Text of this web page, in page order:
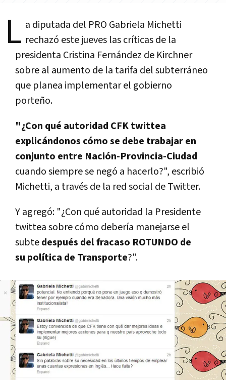
L a diputada del PRO Gabriela Michetti
rechazó este jueves las críticas de la
presidenta Cristina Fernández de Kirchner
sobre al aumento de la tarifa del subterráneo
que planea implementar el gobierno
porteño.
"¿Con qué autoridad CFK twittea
explicándonos cómo se debe trabajar en
conjunto entre Nación-Provincia-Ciudad
cuando siempre se negó a hacerlo?", escribió
Michetti, a través de la red social de Twitter.
Y agregó: "¿Con qué autoridad la Presidente
twittea sobre cómo debería manejarse el
subtedespués del fracaso ROTUNDO de
su política de Transporte?".